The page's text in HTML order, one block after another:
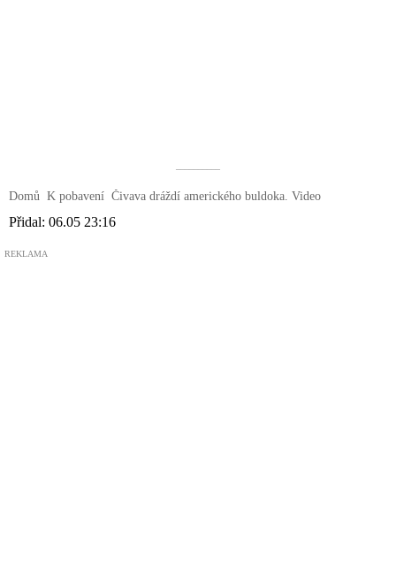
––––––––––
Domů K pobavení Čivava dráždí amerického buldoka. Video
Přidal: 06.05 23:16
REKLAMA